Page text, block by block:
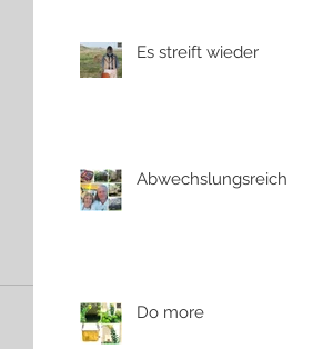
Es streift wieder
Abwechslungsreich
Do more